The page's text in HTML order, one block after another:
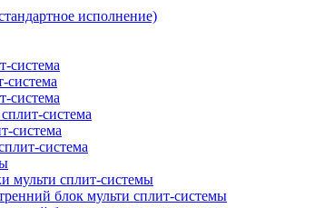
исполнение)
система
система
система
система
система
система
мульти сплит-системы
блок мульти сплит-системы